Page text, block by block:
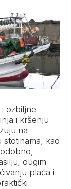
ozbiljne
i kršenju
na
kao
dugim
plaća i